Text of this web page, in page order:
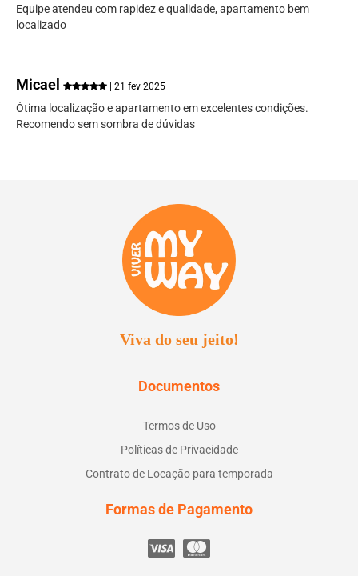
Equipe atendeu com rapidez e qualidade, apartamento bem
localizado
Micael | 21 fev 2025
Ótima localização e apartamento em excelentes condições.
Recomendo sem sombra de dúvidas
Viva do seu jeito!
Documentos
Termos de Uso
Políticas de Privacidade
Contrato de Locação para temporada
Formas de Pagamento